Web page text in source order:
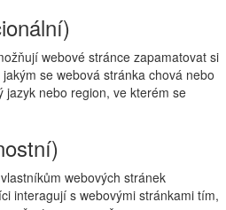
webové stránce zapamatovat si
se webová stránka chová nebo
jazyk nebo region, ve kterém se
webových stránek
interagují s webovými stránkami tím,